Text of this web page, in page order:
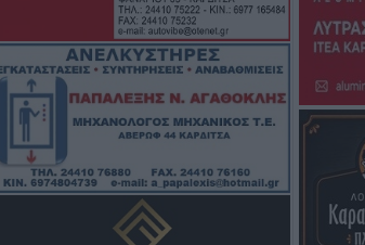
Δημήτριου Κουτλή
5 Αυγούστου 2026, 10:41
Την Κυριακή 9 Αυγούστου το
40ήμερο μνημόσυνο της
Κωνσταντίας Αναγνωστοπούλου
5 Αυγούστου 2026, 10:36
Το Σάββατο 8 Αυγούστου το
ετήσιο μνημόσυνο της
Παρασκευής Καϊτσιώτου